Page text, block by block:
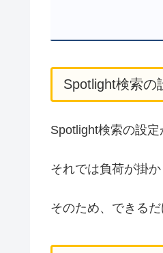
Spotlight検索の
Spotlight検索の設
それでは負荷が掛
そのため、できる